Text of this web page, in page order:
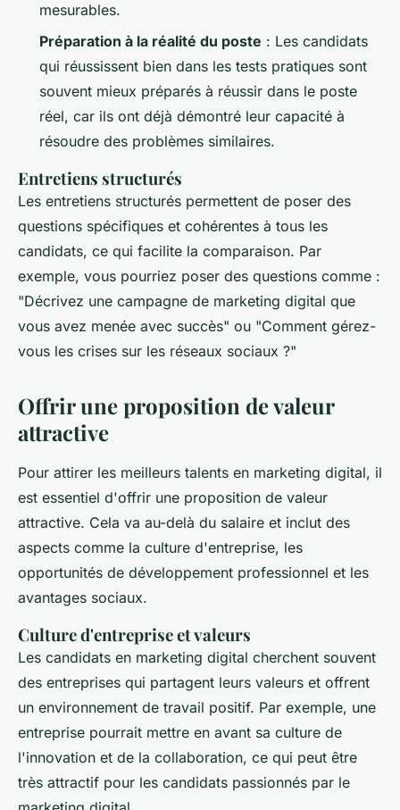
mesurables.
Préparation à la réalité du poste : Les candidats
qui réussissent bien dans les tests pratiques sont
souvent mieux préparés à réussir dans le poste
réel, car ils ont déjà démontré leur capacité à
résoudre des problèmes similaires.
Entretiens structurés
Les entretiens structurés permettent de poser des
questions spécifiques et cohérentes à tous les
candidats, ce qui facilite la comparaison. Par
exemple, vous pourriez poser des questions comme :
"Décrivez une campagne de marketing digital que
vous avez menée avec succès" ou "Comment gérez-
vous les crises sur les réseaux sociaux ?"
Offrir une proposition de valeur
attractive
Pour attirer les meilleurs talents en marketing digital, il
est essentiel d'offrir une proposition de valeur
attractive. Cela va au-delà du salaire et inclut des
aspects comme la culture d'entreprise, les
opportunités de développement professionnel et les
avantages sociaux.
Culture d'entreprise et valeurs
Les candidats en marketing digital cherchent souvent
des entreprises qui partagent leurs valeurs et offrent
un environnement de travail positif. Par exemple, une
entreprise pourrait mettre en avant sa culture de
l'innovation et de la collaboration, ce qui peut être
très attractif pour les candidats passionnés par le